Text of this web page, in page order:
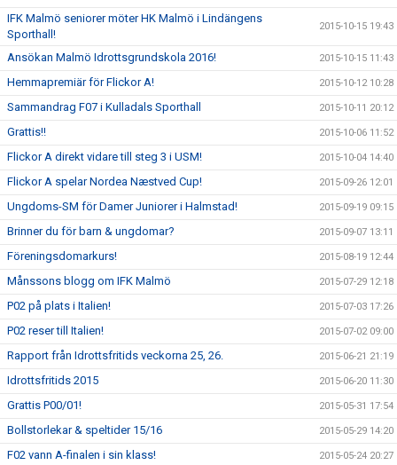
IFK Malmö seniorer möter HK Malmö i Lindängens
Sporthall!
2015-10-15 19:43
Ansökan Malmö Idrottsgrundskola 2016! 2015-10-15 11:43
Hemmapremiär för Flickor A! 2015-10-12 10:28
Sammandrag F07 i Kulladals Sporthall 2015-10-11 20:12
Grattis!! 2015-10-06 11:52
Flickor A direkt vidare till steg 3 i USM! 2015-10-04 14:40
Flickor A spelar Nordea Næstved Cup! 2015-09-26 12:01
Ungdoms-SM för Damer Juniorer i Halmstad! 2015-09-19 09:15
Brinner du för barn & ungdomar? 2015-09-07 13:11
Föreningsdomarkurs! 2015-08-19 12:44
Månssons blogg om IFK Malmö 2015-07-29 12:18
P02 på plats i Italien! 2015-07-03 17:26
P02 reser till Italien! 2015-07-02 09:00
Rapport från Idrottsfritids veckorna 25, 26. 2015-06-21 21:19
Idrottsfritids 2015 2015-06-20 11:30
Grattis P00/01! 2015-05-31 17:54
Bollstorlekar & speltider 15/16 2015-05-29 14:20
F02 vann A-finalen i sin klass! 2015-05-24 20:27